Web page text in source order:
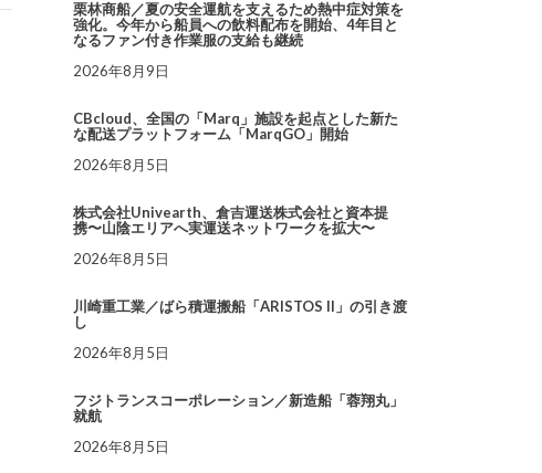
栗林商船／夏の安全運航を支えるため熱中症対策を
強化。今年から船員への飲料配布を開始、4年目と
なるファン付き作業服の支給も継続
2026年8月9日
CBcloud、全国の「Marq」施設を起点とした新た
な配送プラットフォーム「MarqGO」開始
2026年8月5日
株式会社Univearth、倉吉運送株式会社と資本提
携〜山陰エリアへ実運送ネットワークを拡大〜
2026年8月5日
川崎重工業／ばら積運搬船「ARISTOS II」の引き渡
し
2026年8月5日
フジトランスコーポレーション／新造船「蓉翔丸」
就航
2026年8月5日